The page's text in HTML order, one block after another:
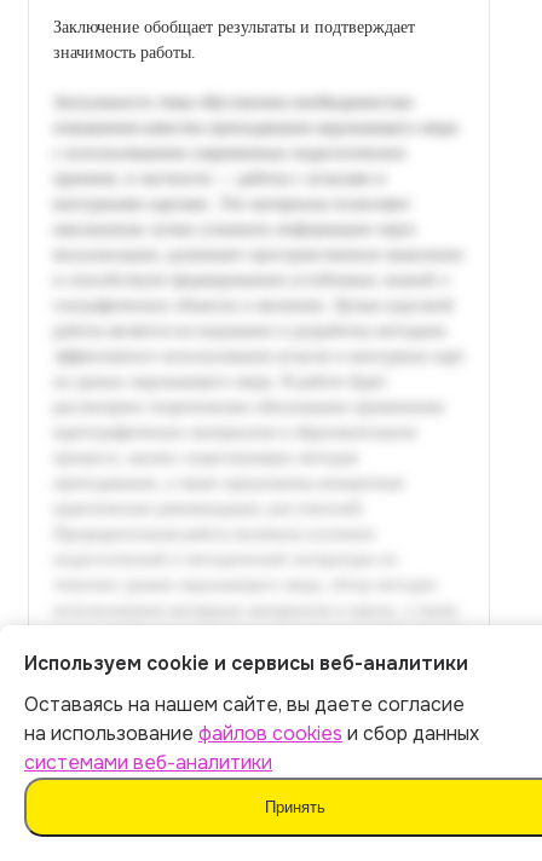
Заключение обобщает результаты и подтверждает
значимость работы.
Итог:449р.
Оплатить
Используем cookie и сервисы веб-аналитики
Оставаясь на нашем сайте, вы даете согласие
на использование файлов cookies и сбор данных
системами веб-аналитики
Принять